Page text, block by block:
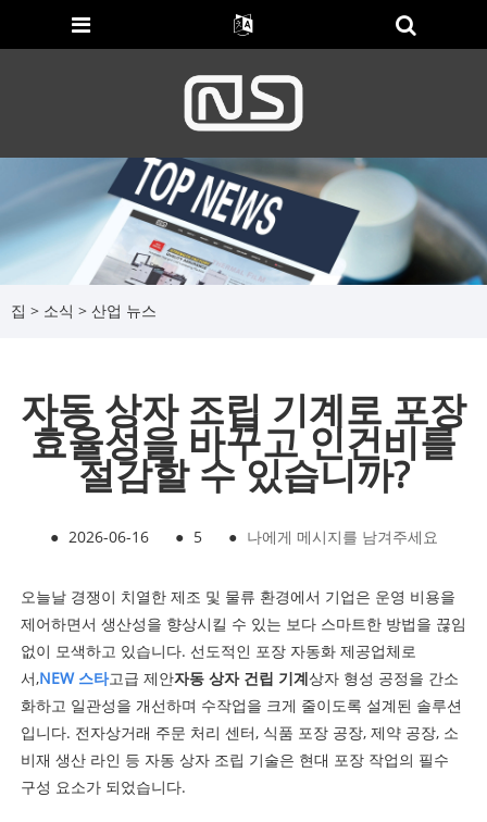
집 > 소식 > 산업 뉴스
자동 상자 조립 기계로 포장
효율성을 바꾸고 인건비를
절감할 수 있습니까?
● 2026-06-16 ● 5 ● 나에게 메시지를 남겨주세요
오늘날 경쟁이 치열한 제조 및 물류 환경에서 기업은 운영 비용을
제어하면서 생산성을 향상시킬 수 있는 보다 스마트한 방법을 끊임
없이 모색하고 있습니다. 선도적인 포장 자동화 제공업체로
서,NEW 스타고급 제안자동 상자 건립 기계상자 형성 공정을 간소
화하고 일관성을 개선하며 수작업을 크게 줄이도록 설계된 솔루션
입니다. 전자상거래 주문 처리 센터, 식품 포장 공장, 제약 공장, 소
비재 생산 라인 등 자동 상자 조립 기술은 현대 포장 작업의 필수
구성 요소가 되었습니다.